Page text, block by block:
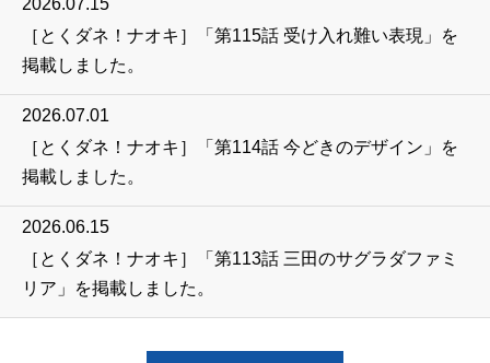
［とくダネ！ナオキ］「第115話 受け入れ難い表現」を
掲載しました。
2026.07.01
［とくダネ！ナオキ］「第114話 今どきのデザイン」を
掲載しました。
2026.06.15
［とくダネ！ナオキ］「第113話 三田のサグラダファミ
リア」を掲載しました。